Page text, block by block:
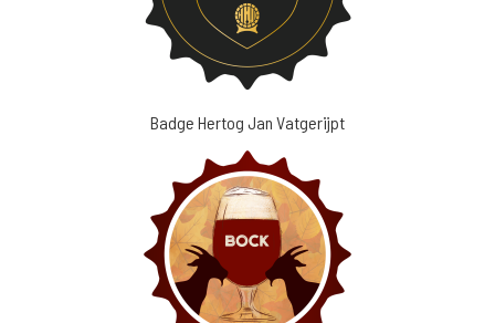
Badge Hertog Jan Vatgerijpt